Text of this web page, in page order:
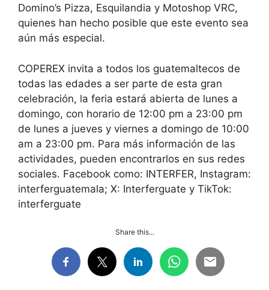
Domino’s Pizza, Esquilandia y Motoshop VRC,
quienes han hecho posible que este evento sea
aún más especial.
COPEREX invita a todos los guatemaltecos de
todas las edades a ser parte de esta gran
celebración, la feria estará abierta de lunes a
domingo, con horario de 12:00 pm a 23:00 pm
de lunes a jueves y viernes a domingo de 10:00
am a 23:00 pm. Para más información de las
actividades, pueden encontrarlos en sus redes
sociales. Facebook como: INTERFER, Instagram:
interferguatemala; X: Interferguate y TikTok:
interferguate
Share this...